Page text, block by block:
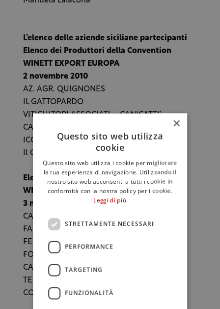
L’elenco delle aziende siciliane partecipanti
Elenco dei Produttori della Convention
WINETT EXPORT EUROPA
2 novembre 2010
AZ. AGR. QUIGNONES
IL GATTOPARDO
VITICULTORI ASSOCIATI – CANICATTI’
CANTINE COLOMBA BIANCA
ICONE italian wine
Il Cantante
Elenco dei Produttori della Convention
WINETT EXPORT USA
3 novembre 2010
CANTINE PAOLINI
FAZIO CASA VINICOLA IN ERICE
FEUDO MONTONI
FONDO ANTICO SOC. AGR.
CANTINE NICOSIA
TENUTA DI FESSINA
CONTE ALAMBICCO DI SICILIA
×
Questo sito web utilizza
cookie
Questo sito web utilizza i cookie per migliorare
la tua esperienza di navigazione. Utilizzando il
nostro sito web acconsenti a tutti i cookie in
conformità con la nostra policy per i cookie.
Leggi di più
STRETTAMENTE NECESSARI
PERFORMANCE
TARGETING
FUNZIONALITÀ